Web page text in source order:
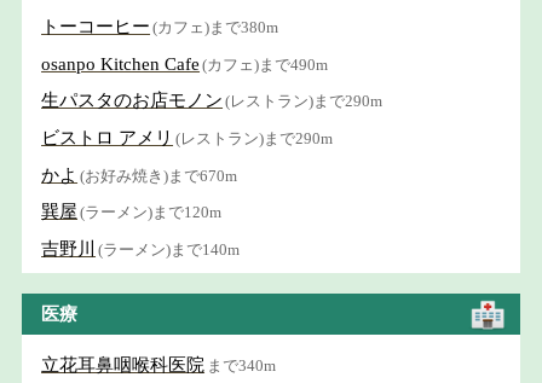
トーコーヒー (カフェ)まで380m
osanpo Kitchen Cafe (カフェ)まで490m
生パスタのお店モノン (レストラン)まで290m
ビストロ アメリ (レストラン)まで290m
かよ (お好み焼き)まで670m
巽屋 (ラーメン)まで120m
吉野川 (ラーメン)まで140m
医療
立花耳鼻咽喉科医院 まで340m